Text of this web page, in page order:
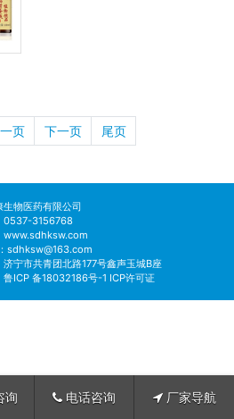
页 下一页 尾页
生物医药有限公司
3156768
www.sdhksw.com
sdhksw@163.com
宁市共青团北路177号鑫声玉城B座
鲁ICP 备18032186号-1 ICP许可证
询 电话咨询 厂家导航